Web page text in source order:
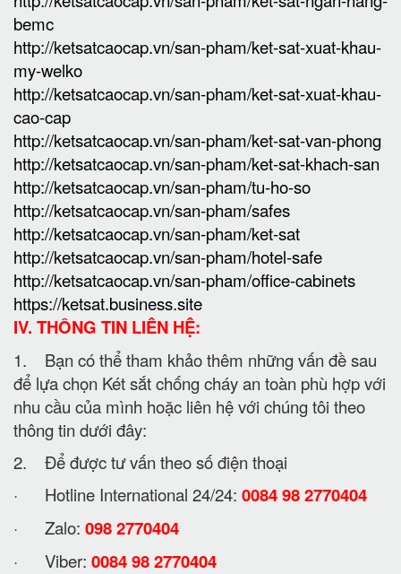
bemc
http://ketsatcaocap.vn/san-pham/ket-sat-xuat-khau-
my-welko
http://ketsatcaocap.vn/san-pham/ket-sat-xuat-khau-
cao-cap
http://ketsatcaocap.vn/san-pham/ket-sat-van-phong
http://ketsatcaocap.vn/san-pham/ket-sat-khach-san
http://ketsatcaocap.vn/san-pham/tu-ho-so
http://ketsatcaocap.vn/san-pham/safes
http://ketsatcaocap.vn/san-pham/ket-sat
http://ketsatcaocap.vn/san-pham/hotel-safe
http://ketsatcaocap.vn/san-pham/office-cabinets
https://ketsat.business.site
IV. THÔNG TIN LIÊN HỆ:
1. Bạn có thể tham khảo thêm những vấn đề sau
để lựa chọn Két sắt chống cháy an toàn phù hợp với
nhu cầu của mình hoặc liên hệ với chúng tôi theo
thông tin dưới đây:
2. Để được tư vấn theo số điện thoại
· Hotline International 24/24: 0084 98 2770404
· Zalo: 098 2770404
· Viber: 0084 98 2770404